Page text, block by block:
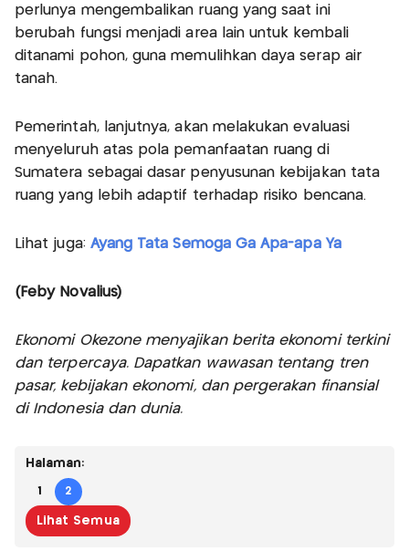
perlunya mengembalikan ruang yang saat ini
berubah fungsi menjadi area lain untuk kembali
ditanami pohon, guna memulihkan daya serap air
tanah.
Pemerintah, lanjutnya, akan melakukan evaluasi
menyeluruh atas pola pemanfaatan ruang di
Sumatera sebagai dasar penyusunan kebijakan tata
ruang yang lebih adaptif terhadap risiko bencana.
Lihat juga: Ayang Tata Semoga Ga Apa-apa Ya
(Feby Novalius)
Ekonomi Okezone menyajikan berita ekonomi terkini
dan terpercaya. Dapatkan wawasan tentang tren
pasar, kebijakan ekonomi, dan pergerakan finansial
di Indonesia dan dunia.
Halaman:
1 2
Lihat Semua